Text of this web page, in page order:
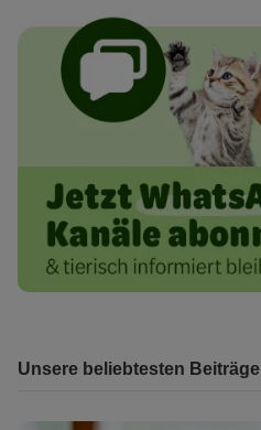
Unsere beliebtesten Beiträge